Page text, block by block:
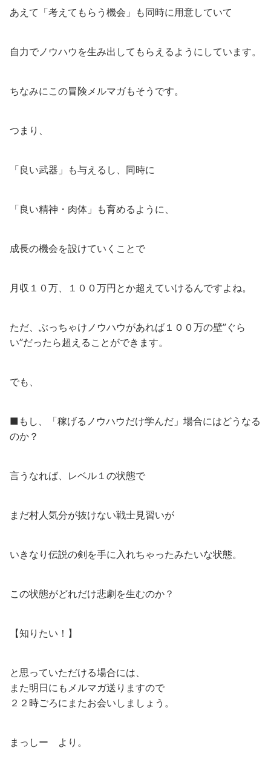
あえて「考えてもらう機会」も同時に用意していて
自力でノウハウを生み出してもらえるようにしています。
ちなみにこの冒険メルマガもそうです。
つまり、
「良い武器」も与えるし、同時に
「良い精神・肉体」も育めるように、
成長の機会を設けていくことで
月収１０万、１００万円とか超えていけるんですよね。
ただ、ぶっちゃけノウハウがあれば１００万の壁”ぐら
い”だったら超えることができます。
でも、
■もし、「稼げるノウハウだけ学んだ」場合にはどうなる
のか？
言うなれば、レベル１の状態で
まだ村人気分が抜けない戦士見習いが
いきなり伝説の剣を手に入れちゃったみたいな状態。
この状態がどれだけ悲劇を生むのか？
【知りたい！】
と思っていただける場合には、
また明日にもメルマガ送りますので
２２時ごろにまたお会いしましょう。
まっしー より。